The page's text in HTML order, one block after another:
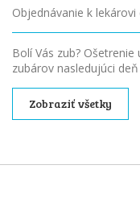
Objednávanie k
Bolí Vás zub? Ošetrenie
zubárov nasledujúci deň
Zobraziť všetky